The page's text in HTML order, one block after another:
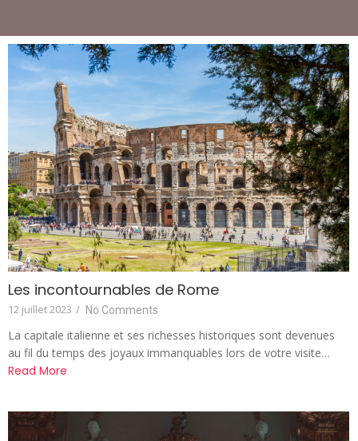
Les incontournables de Rome
12 juillet 2023 / No Comments
La capitale italienne et ses richesses historiques sont devenues
au fil du temps des joyaux immanquables lors de votre visite…
Read More